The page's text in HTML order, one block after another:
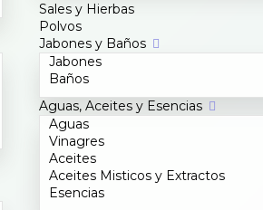
Sales y Hierbas
Polvos
Jabones y Baños
Jabones
Baños
Aguas, Aceites y Esencias
Aguas
Vinagres
Aceites
Aceites Misticos y Extractos
Esencias